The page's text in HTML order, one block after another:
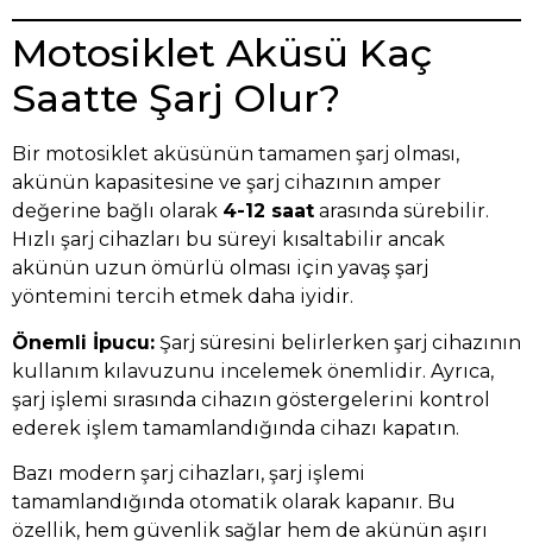
Motosiklet Aküsü Kaç
Saatte Şarj Olur?
Bir motosiklet aküsünün tamamen şarj olması,
akünün kapasitesine ve şarj cihazının amper
değerine bağlı olarak 4-12 saat arasında sürebilir.
Hızlı şarj cihazları bu süreyi kısaltabilir ancak
akünün uzun ömürlü olması için yavaş şarj
yöntemini tercih etmek daha iyidir.
Önemli İpucu: Şarj süresini belirlerken şarj cihazının
kullanım kılavuzunu incelemek önemlidir. Ayrıca,
şarj işlemi sırasında cihazın göstergelerini kontrol
ederek işlem tamamlandığında cihazı kapatın.
Bazı modern şarj cihazları, şarj işlemi
tamamlandığında otomatik olarak kapanır. Bu
özellik, hem güvenlik sağlar hem de akünün aşırı